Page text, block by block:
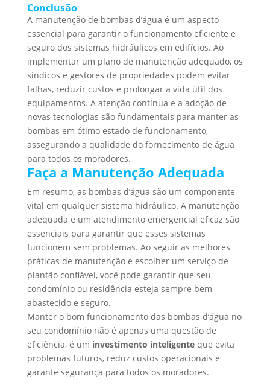
Conclusão
A manutenção de bombas d’água é um aspecto
essencial para garantir o funcionamento eficiente e
seguro dos sistemas hidráulicos em edifícios. Ao
implementar um plano de manutenção adequado, os
síndicos e gestores de propriedades podem evitar
falhas, reduzir custos e prolongar a vida útil dos
equipamentos. A atenção contínua e a adoção de
novas tecnologias são fundamentais para manter as
bombas em ótimo estado de funcionamento,
assegurando a qualidade do fornecimento de água
para todos os moradores.
Faça a Manutenção Adequada
Em resumo, as bombas d’água são um componente
vital em qualquer sistema hidráulico. A manutenção
adequada e um atendimento emergencial eficaz são
essenciais para garantir que esses sistemas
funcionem sem problemas. Ao seguir as melhores
práticas de manutenção e escolher um serviço de
plantão confiável, você pode garantir que seu
condomínio ou residência esteja sempre bem
abastecido e seguro.
Manter o bom funcionamento das bombas d’água no
seu condomínio não é apenas uma questão de
eficiência, é um investimento inteligenteque evita
problemas futuros, reduz custos operacionais e
garante segurança para todos os moradores.